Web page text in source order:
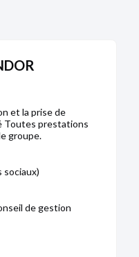
et la prise de
Toutes prestations
groupe.
sociaux)
de gestion